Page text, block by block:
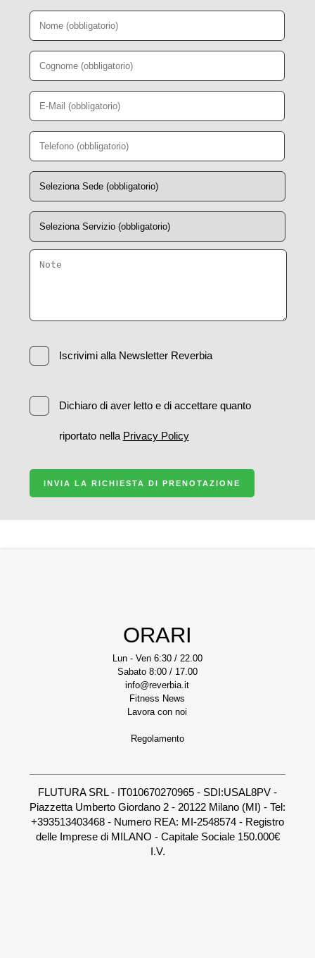
Iscrivimi alla Newsletter Reverbia
Dichiaro di aver letto e di accettare quanto
riportato nella Privacy Policy
INVIA LA RICHIESTA DI PRENOTAZIONE
ORARI
Lun - Ven 6:30 / 22.00
Sabato 8:00 / 17.00
info@reverbia.it
Fitness News
Lavora con noi
Regolamento
FLUTURA SRL - IT010670270965 - SDI:USAL8PV -
Piazzetta Umberto Giordano 2 - 20122 Milano (MI) - Tel:
+393513403468 - Numero REA: MI-2548574 - Registro
delle Imprese di MILANO - Capitale Sociale 150.000€
I.V.